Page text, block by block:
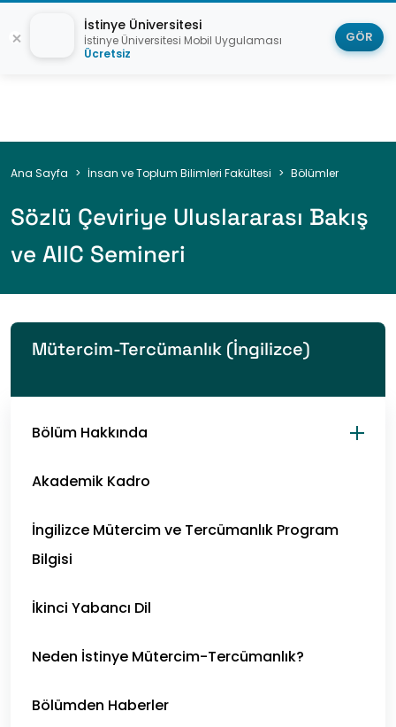
Sayfa
Ana Sayfa İnsan ve Toplum Bilimleri Fakültesi Bölümler
Sözlü Çeviriye Uluslararası Bakış
ve AIIC Semineri
Mütercim-Tercümanlık (İngilizce)
Bölüm Hakkında
Akademik Kadro
İngilizce Mütercim ve Tercümanlık Program
Bilgisi
İkinci Yabancı Dil
Neden İstinye Mütercim-Tercümanlık?
Bölümden Haberler
İstinye Üniversitesi
İstinye Üniversitesi Mobil Uygulaması
Ücretsiz
GÖR